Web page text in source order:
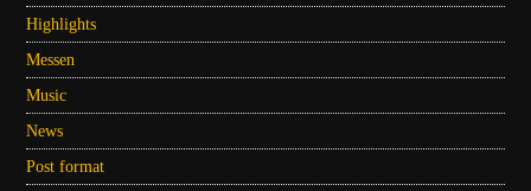
Highlights
Messen
Music
News
Post format